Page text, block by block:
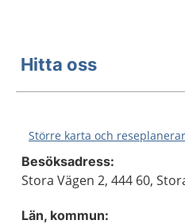
Hitta oss
Större karta och
Besöksadress:
Stora Vägen 2, 444 60,
Län, kommun: